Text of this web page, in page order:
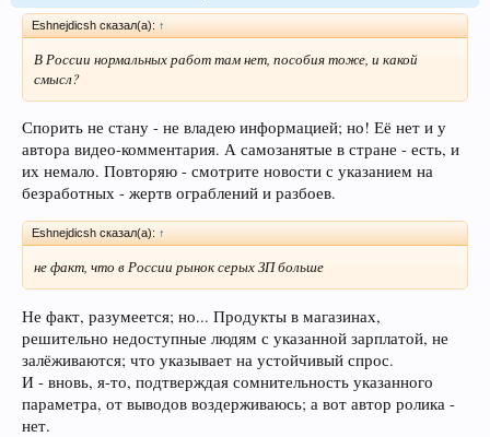
Eshnejdicsh сказал(а): ↑
В России нормальных работ там нет, пособия тоже, и какой
смысл?
Спорить не стану - не владею информацией; но! Её нет и у
автора видео-комментария. А самозанятые в стране - есть, и
их немало. Повторяю - смотрите новости с указанием на
безработных - жертв ограблений и разбоев.
Eshnejdicsh сказал(а): ↑
не факт, что в России рынок серых ЗП больше
Не факт, разумеется; но... Продукты в магазинах,
решительно недоступные людям с указанной зарплатой, не
залёживаются; что указывает на устойчивый спрос.
И - вновь, я-то, подтверждая сомнительность указанного
параметра, от выводов воздерживаюсь; а вот автор ролика -
нет.